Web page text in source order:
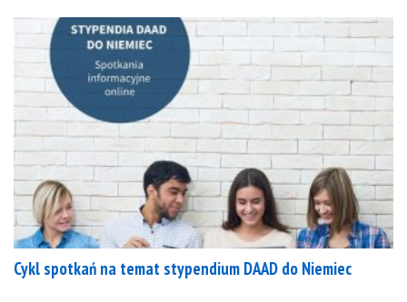
Cykl spotkań na temat stypendium DAAD do Niemiec